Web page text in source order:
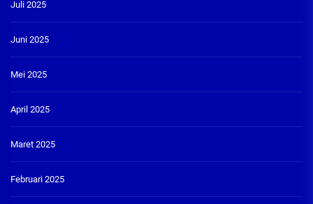
Juli 2025
Juni 2025
Mei 2025
April 2025
Maret 2025
Februari 2025